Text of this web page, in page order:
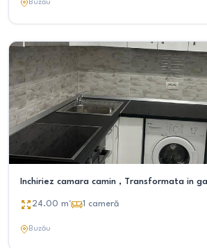
Buzău
Inchiriez
24.00 m² 1 cameră
Buzău